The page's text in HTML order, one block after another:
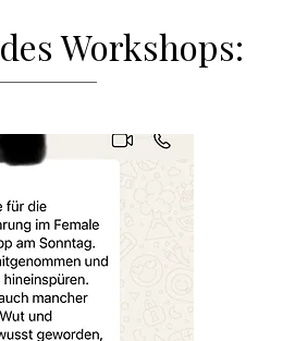
des Workshops: